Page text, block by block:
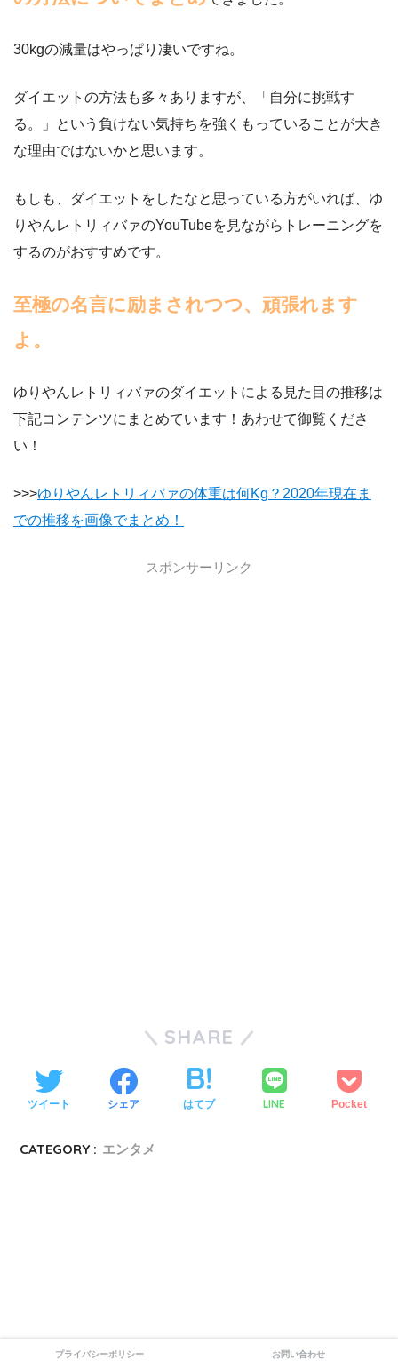
30kgの減量はやっぱり凄いですね。
ダイエットの方法も多々ありますが、「自分に挑戦す
る。」という負けない気持ちを強くもっていることが大き
な理由ではないかと思います。
もしも、ダイエットをしたなと思っている方がいれば、ゆ
りやんレトリィバァのYouTubeを見ながらトレーニングを
するのがおすすめです。
至極の名言に励まされつつ、頑張れます
よ。
ゆりやんレトリィバァのダイエットによる見た目の推移は
下記コンテンツにまとめています！あわせて御覧くださ
い！
>>>ゆりやんレトリィバァの体重は何Kg？2020年現在ま
での推移を画像でまとめ！
スポンサーリンク
SHARE
ツイート シェア はてブ LINE Pocket
CATEGORY : エンタメ
プライバシーポリシー お問い合わせ